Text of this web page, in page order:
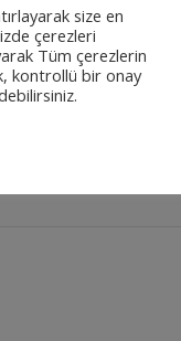
size en
çerezleri
Tüm çerezlerin
kontrollü bir onay